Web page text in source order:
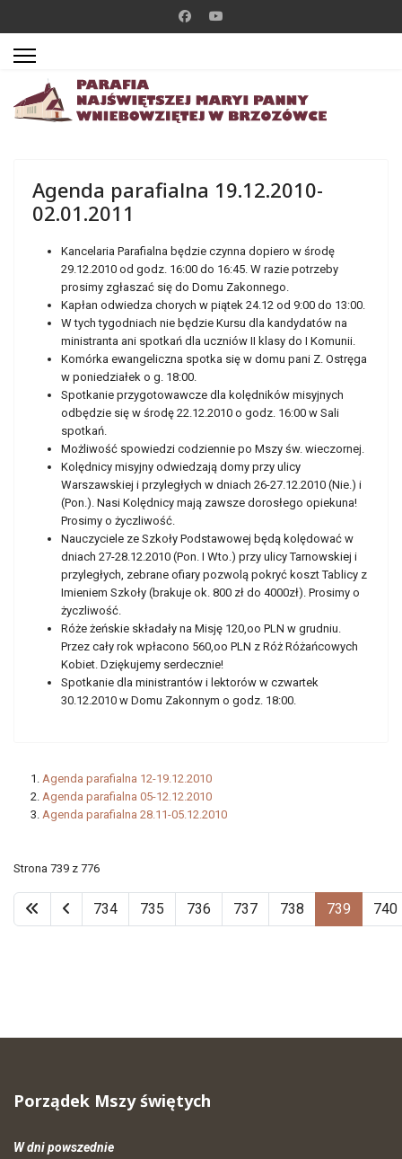
Agenda parafialna 19.12.2010-
02.01.2011
Kancelaria Parafialna będzie czynna dopiero w środę
29.12.2010 od godz. 16:00 do 16:45. W razie potrzeby
prosimy zgłaszać się do Domu Zakonnego.
Kapłan odwiedza chorych w piątek 24.12 od 9:00 do 13:00.
W tych tygodniach nie będzie Kursu dla kandydatów na
ministranta ani spotkań dla uczniów II klasy do I Komunii.
Komórka ewangeliczna spotka się w domu pani Z. Ostręga
w poniedziałek o g. 18:00.
Spotkanie przygotowawcze dla kolędników misyjnych
odbędzie się w środę 22.12.2010 o godz. 16:00 w Sali
spotkań.
Możliwość spowiedzi codziennie po Mszy św. wieczornej.
Kolędnicy misyjny odwiedzają domy przy ulicy
Warszawskiej i przyległych w dniach 26-27.12.2010 (Nie.) i
(Pon.). Nasi Kolędnicy mają zawsze dorosłego opiekuna!
Prosimy o życzliwość.
Nauczyciele ze Szkoły Podstawowej będą kolędować w
dniach 27-28.12.2010 (Pon. I Wto.) przy ulicy Tarnowskiej i
przyległych, zebrane ofiary pozwolą pokryć koszt Tablicy z
Imieniem Szkoły (brakuje ok. 800 zł do 4000zł). Prosimy o
życzliwość.
Róże żeńskie składały na Misję 120,oo PLN w grudniu.
Przez cały rok wpłacono 560,oo PLN z Róż Różańcowych
Kobiet. Dziękujemy serdecznie!
Spotkanie dla ministrantów i lektorów w czwartek
30.12.2010 w Domu Zakonnym o godz. 18:00.
Agenda parafialna 12-19.12.2010
Agenda parafialna 05-12.12.2010
Agenda parafialna 28.11-05.12.2010
Strona 739 z 776
734 735 736 737 738 739 740
Porządek Mszy świętych
W dni powszednie